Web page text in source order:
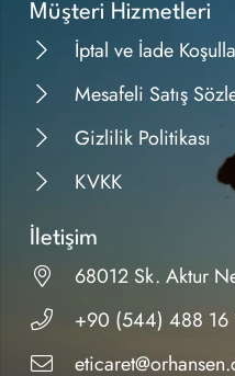
Müşteri Hizmetleri
İptal ve İade
Mesafeli Satış
Gizlilik Politikası
KVKK
İletişim
68012 Sk. Aktur
+90 (544) 488 16